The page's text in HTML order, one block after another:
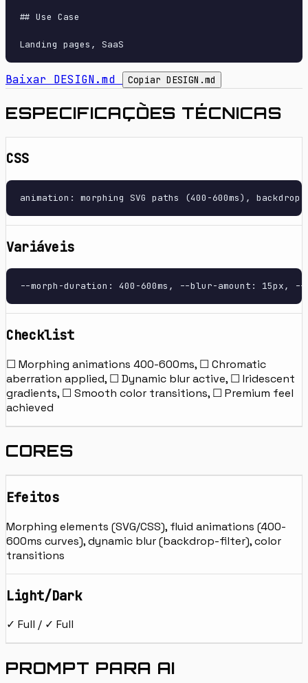
## Use Case
Baixar DESIGN.md Copiar DESIGN.md
ESPECIFICAÇÕES TÉCNICAS
CSS
animation: morphing SVG paths (400-600ms),
Variáveis
--morph-duration: 400-600ms, --blur-amount:
Checklist
☐ Morphing animations 400-600ms, ☐ Chromatic
aberration applied, ☐ Dynamic blur active, ☐ Iridescent
gradients, ☐ Smooth color transitions, ☐ Premium feel
achieved
CORES
Efeitos
Morphing elements (SVG/CSS), fluid animations (400-
600ms curves), dynamic blur (backdrop-filter), color
transitions
Light/Dark
✓ Full / ✓ Full
PROMPT PARA AI